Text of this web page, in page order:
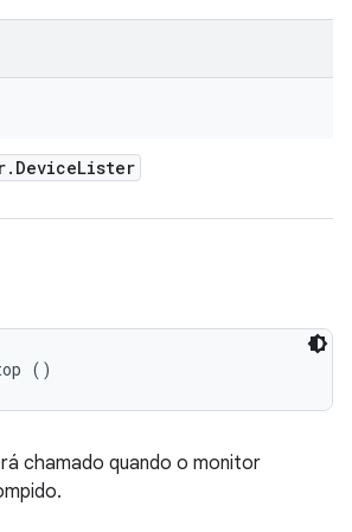
. DeviceLister
()
chamado quando o monitor